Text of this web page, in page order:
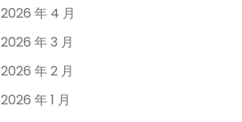
2026 年 4 月
2026 年 3 月
2026 年 2 月
2026 年 1 月